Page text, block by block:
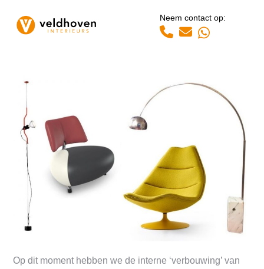
content
mobile
mobile
Neem contact op:
Whatsapp
Op dit moment hebben we de interne ‘verbouwing’ van